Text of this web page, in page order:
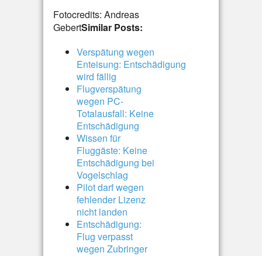
Fotocredits: Andreas
GebertSimilar Posts:
Verspätung wegen
Enteisung: Entschädigung
wird fällig
Flugverspätung
wegen PC-
Totalausfall: Keine
Entschädigung
Wissen für
Fluggäste: Keine
Entschädigung bei
Vogelschlag
Pilot darf wegen
fehlender Lizenz
nicht landen
Entschädigung:
Flug verpasst
wegen Zubringer